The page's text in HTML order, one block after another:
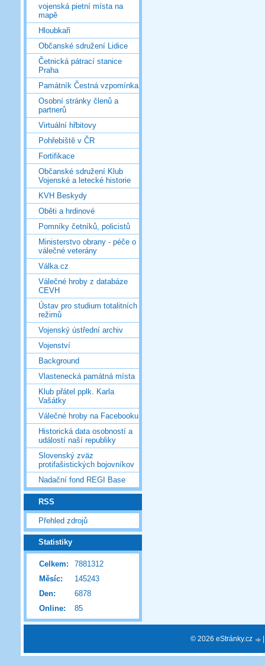
vojenská pietní místa na
mapě
Hloubkaři
Občanské sdružení Lidice
Četnická pátrací stanice
Praha
Památník Čestná vzpomínka
Osobní stránky členů a
partnerů
Virtuální hřbitovy
Pohřebiště v ČR
Fortifikace
Občanské sdružení Klub
Vojenské a letecké historie
KVH Beskydy
Oběti a hrdinové
Pomníky četníků, policistů
Ministerstvo obrany - péče o
válečné veterány
Válka.cz
Válečné hroby z databáze
CEVH
Ústav pro studium totalitních
režimů
Vojenský ústřední archiv
Vojenství
Background
Vlastenecká památná místa
Klub přátel pplk. Karla
Vašátky
Válečné hroby na Facebooku
Historická data osobností a
událostí naší republiky
Slovenský zväz
protifašistických bojovníkov
Nadační fond REGI Base
RSS
Přehled zdrojů
Statistiky
Online: 85
Celkem:
7881312
Měsíc:
145243
Den:
6878
© 2026 eStránky.cz